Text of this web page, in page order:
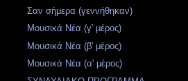
Σαν σήμερα (γεννήθηκαν)
Μουσικά Νέα (γ' μέρος)
Μουσικά Νέα (β' μέρος)
Μουσικά Νέα (α' μέρος)